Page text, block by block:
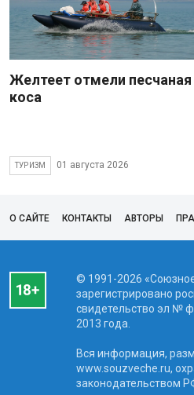
Желтеет отмели песчаная
коса
ТУРИЗМ 01 августа 2026
О САЙТЕ КОНТАКТЫ АВТОРЫ
© 1991-2026
зарегистрировано
свидетельство эл №
2013 года.
Вся информация,
www.souzveche.ru,
законодательством